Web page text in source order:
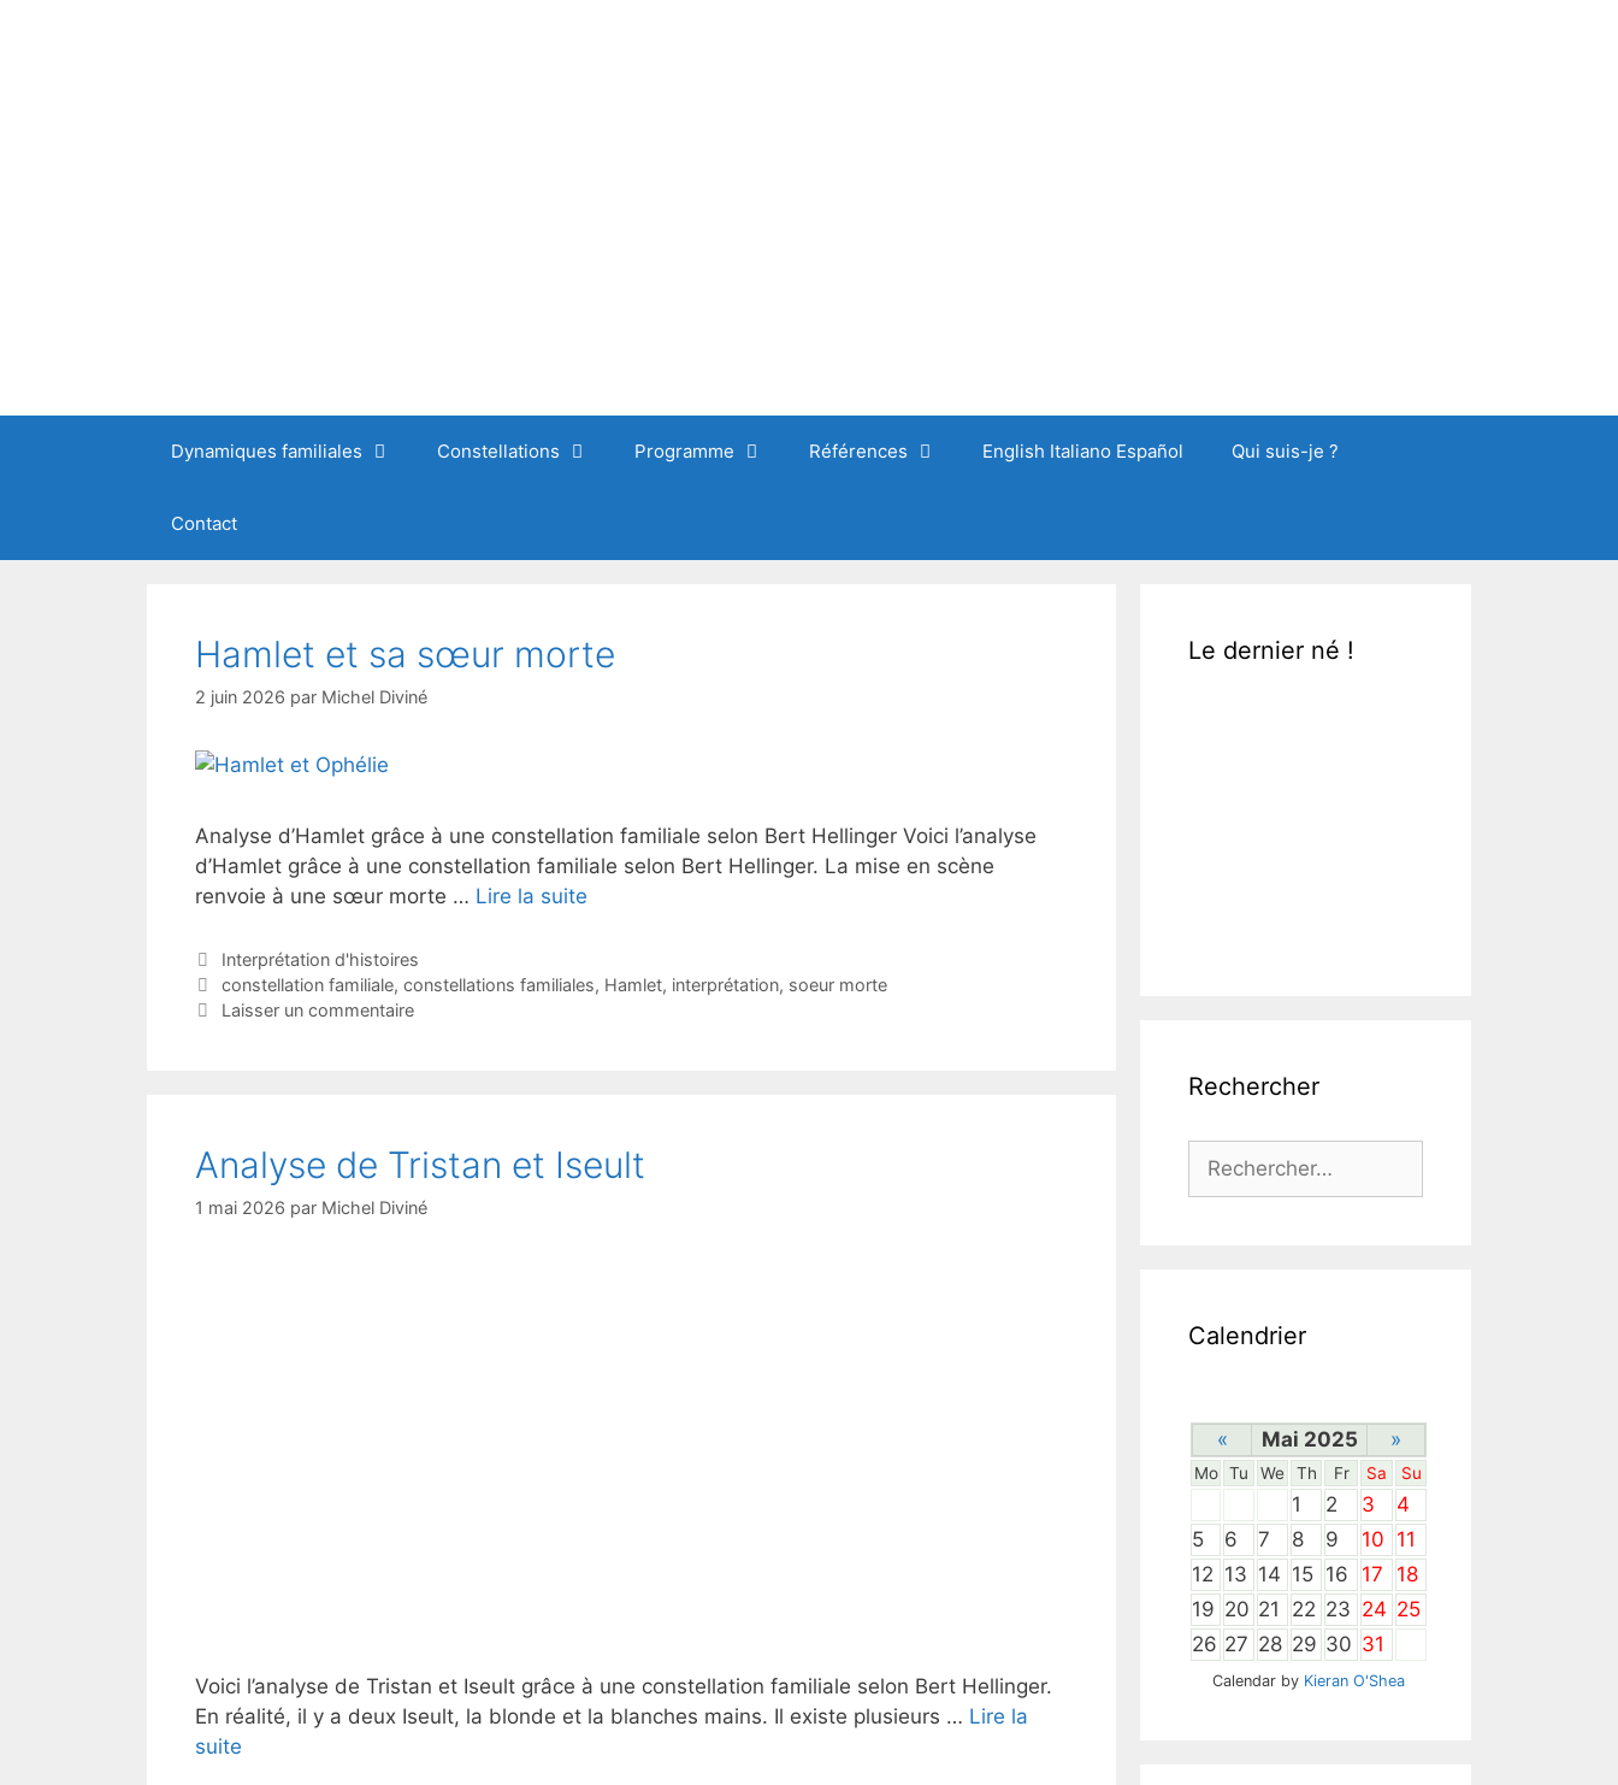
Dynamiques familiales Constellations Programme Références English Italiano Español Qui suis-je ?
Contact
Hamlet et sa sœur morte
2 juin 2026 par Michel Diviné
Analyse d’Hamlet grâce à une constellation familiale selon Bert Hellinger Voici l’analyse
d’Hamlet grâce à une constellation familiale selon Bert Hellinger. La mise en scène
renvoie à une sœur morte … Lire la suite
Catégories
Interprétation d'histoires
Étiquettes
constellation familiale, constellations familiales, Hamlet, interprétation, soeur morte
Laisser un commentaire
Analyse de Tristan et Iseult
1 mai 2026 par Michel Diviné
Voici l’analyse de Tristan et Iseult grâce à une constellation familiale selon Bert Hellinger.
En réalité, il y a deux Iseult, la blonde et la blanches mains. Il existe plusieurs … Lire la
suite
Le dernier né !
Rechercher
Rechercher :
Calendrier
« Mai 2025 »
Mo Tu We Th Fr Sa Su
1 2 3
4
5
6 7 8 9 10 11
12 13 14 15 16 17
18
19 20 21 22 23 24 25
26 27 28 29 30 31
Calendar by Kieran O'Shea